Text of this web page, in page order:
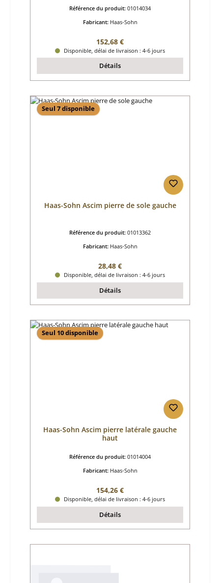
Référence du produit: 01014034
Fabricant: Haas-Sohn
Prix régulier :
152,68 €
Disponible, délai de livraison : 4-6 jours
Détails
Seul 7 disponible
Haas-Sohn Ascim pierre de sole gauche
Référence du produit: 01013362
Fabricant: Haas-Sohn
Prix régulier :
28,48 €
Disponible, délai de livraison : 4-6 jours
Détails
Seul 10 disponible
Haas-Sohn Ascim pierre latérale gauche
haut
Référence du produit: 01014004
Fabricant: Haas-Sohn
Prix régulier :
154,26 €
Disponible, délai de livraison : 4-6 jours
Détails